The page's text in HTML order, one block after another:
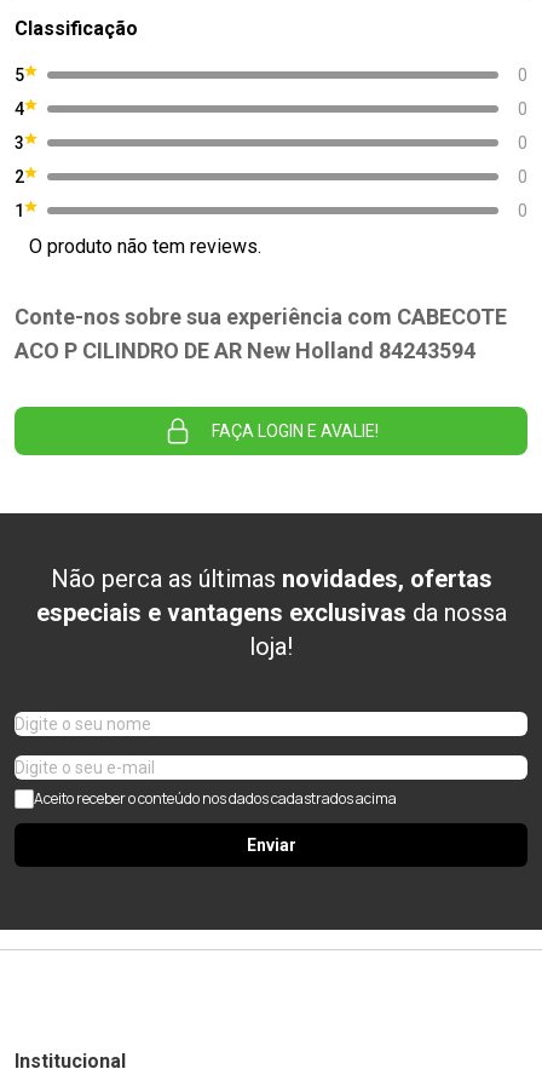
Classificação
5
0
4
0
3
0
2
0
1
0
O produto não tem reviews.
Conte-nos sobre sua experiência com CABECOTE
ACO P CILINDRO DE AR New Holland 84243594
FAÇA LOGIN E AVALIE!
Não perca as últimas novidades, ofertas
especiais e vantagens exclusivas da nossa
loja!
Aceito receber o conteúdo nos dados cadastrados acima
Enviar
Institucional